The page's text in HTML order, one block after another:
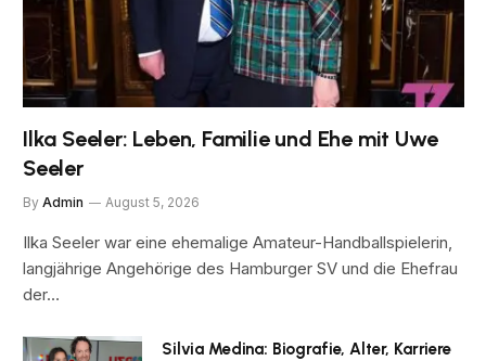
Ilka Seeler: Leben, Familie und Ehe mit Uwe
Seeler
By Admin August 5, 2026
Ilka Seeler war eine ehemalige Amateur-Handballspielerin,
langjährige Angehörige des Hamburger SV und die Ehefrau
der…
Silvia Medina: Biografie, Alter, Karriere